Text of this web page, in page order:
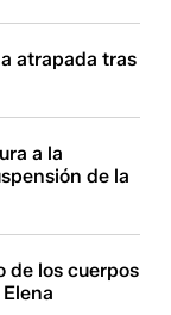
atrapada tras
a la
de la
de los cuerpos